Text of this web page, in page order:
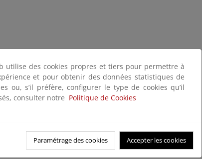
utilise des cookies propres et tiers pour permettre à
et pour obtenir des données statistiques de
ou, s’il préfère, configurer le type de cookies qu’il
consulter notre Politique de Cookies
Paramétrage des cookies Accepter les cookies